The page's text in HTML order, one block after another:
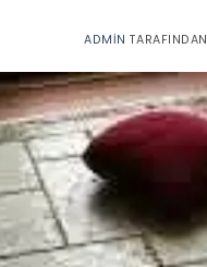
ADMIN TARAFINDAN